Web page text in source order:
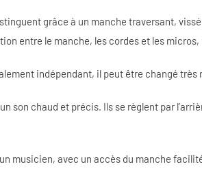
grâce à un manche traversant,
entre le manche, les cordes et les
indépendant, il peut être changé
son chaud et précis. Ils se règlent par
musicien, avec un accès du manche